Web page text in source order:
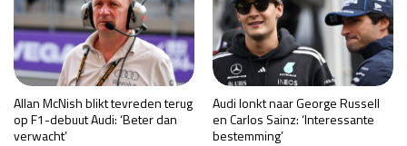
Allan McNish blikt tevreden terug
op F1-debuut Audi: ‘Beter dan
verwacht’
Audi lonkt naar George Russell
en Carlos Sainz: ‘Interessante
bestemming’